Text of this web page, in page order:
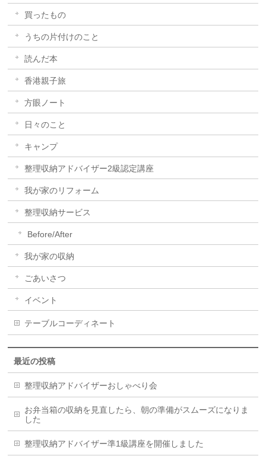
買ったもの
うちの片付けのこと
読んだ本
香港親子旅
方眼ノート
日々のこと
キャンプ
整理収納アドバイザー2級認定講座
我が家のリフォーム
整理収納サービス
Before/After
我が家の収納
ごあいさつ
イベント
テーブルコーディネート
最近の投稿
整理収納アドバイザーおしゃべり会
お弁当箱の収納を見直したら、朝の準備がスムーズになりま
した
整理収納アドバイザー準1級講座を開催しました